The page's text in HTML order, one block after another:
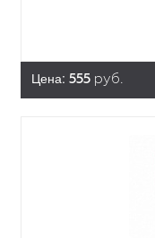
Цена: 555 руб.